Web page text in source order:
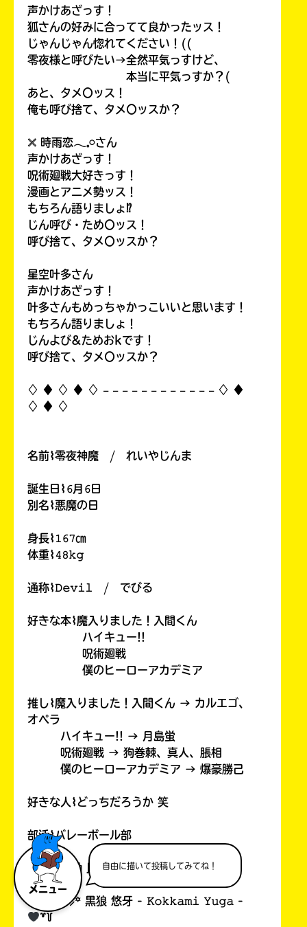
メニュー
自由に描いて投稿してみてね！
声かけあざっす！
狐さんの好みに合ってて良かったッス！
じゃんじゃん惚れてください！((
零夜様と呼びたい→全然平気っすけど、
本当に平気っすか？(
あと、タメ〇ッス！
俺も呼び捨て、タメ〇ッスか？
𓏴 時雨恋𓂃𓈒𓏸さん
声かけあざっす！
呪術廻戦大好きっす！
漫画とアニメ勢ッス！
もちろん語りましょ⁉
じん呼び・ため〇ッス！
呼び捨て、タメ〇ッスか？
星空叶多さん
声かけあざっす！
叶多さんもめっちゃかっこいいと思います！
もちろん語りましょ！
じんよび&ためおkです！
呼び捨て、タメ〇ッスか？
♢ ♦︎ ♢ ♦︎ ♢ 𓐄 𓐄 𓐄 𓐄 𓐄 𓐄 𓐄 𓐄 𓐄 𓐄 𓐄 𓐄 ♢ ♦︎
♢ ♦︎ ♢
名前⌇零夜神魔 / れいやじんま
誕生日⌇𝟼月𝟼日
別名⌇悪魔の日
身長⌇𝟷𝟼𝟽㎝
体重⌇𝟺𝟾𝚔𝚐
通称⌇𝙳𝚎𝚟𝚒𝚕 / でびる
好きな本⌇魔入りました！入間くん
ハイキュー!!
呪術廻戦
僕のヒーローアカデミア
推し⌇魔入りました！入間くん → カルエゴ、
オペラ
ハイキュー!! → 月島蛍
呪術廻戦 → 狗巻棘、真人、脹相
僕のヒーローアカデミア → 爆豪勝己
好きな人⌇どっちだろうか 笑
部活⌇バレーボール部
勉強：運動 比率⌇𝟹：𝟽 ＝ バカ(
# ︎┊︎
⸝꙳ 黒狼 悠牙 - 𝙺𝚘𝚔𝚔𝚊𝚖𝚒 𝚈𝚞𝚐𝚊 -
꒷꒦